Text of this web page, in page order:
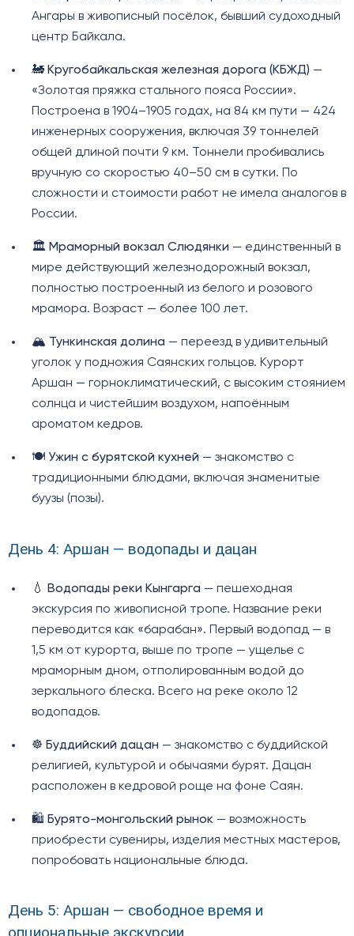
Ангары в живописный посёлок, бывший судоходный
центр Байкала.
🚂 Кругобайкальская железная дорога (КБЖД) —
«Золотая пряжка стального пояса России».
Построена в 1904–1905 годах, на 84 км пути — 424
инженерных сооружения, включая 39 тоннелей
общей длиной почти 9 км. Тоннели пробивались
вручную со скоростью 40–50 см в сутки. По
сложности и стоимости работ не имела аналогов в
России.
🏛️ Мраморный вокзал Слюдянки — единственный в
мире действующий железнодорожный вокзал,
полностью построенный из белого и розового
мрамора. Возраст — более 100 лет.
🏔️ Тункинская долина — переезд в удивительный
уголок у подножия Саянских гольцов. Курорт
Аршан — горноклиматический, с высоким стоянием
солнца и чистейшим воздухом, напоённым
ароматом кедров.
🍽️ Ужин с бурятской кухней — знакомство с
традиционными блюдами, включая знаменитые
буузы (позы).
День 4: Аршан — водопады и дацан
💧 Водопады реки Кынгарга — пешеходная
экскурсия по живописной тропе. Название реки
переводится как «барабан». Первый водопад — в
1,5 км от курорта, выше по тропе — ущелье с
мраморным дном, отполированным водой до
зеркального блеска. Всего на реке около 12
водопадов.
☸️ Буддийский дацан — знакомство с буддийской
религией, культурой и обычаями бурят. Дацан
расположен в кедровой роще на фоне Саян.
🛍️ Бурято-монгольский рынок— возможность
приобрести сувениры, изделия местных мастеров,
попробовать национальные блюда.
День 5: Аршан — свободное время и